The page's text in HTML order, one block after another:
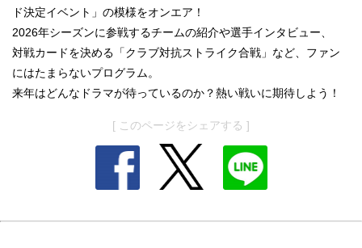
ド決定イベント」の模様をオンエア！
2026年シーズンに参戦するチームの紹介や選手インタビュー、
対戦カードを決める「クラブ対抗ストライク合戦」など、ファン
にはたまらないプログラム。
来年はどんなドラマが待っているのか？熱い戦いに期待しよう！
[ このページをシェアする ]